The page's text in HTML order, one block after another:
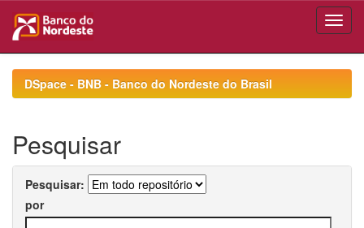
navigationDSpace - BNB - Banco do Nordeste do Brasil
Pesquisar
Pesquisar:
por